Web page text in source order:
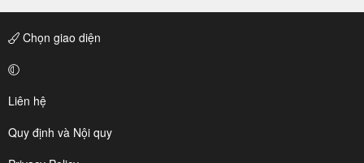
Chọn giao diện
Liên hệ
Quy định và Nội quy